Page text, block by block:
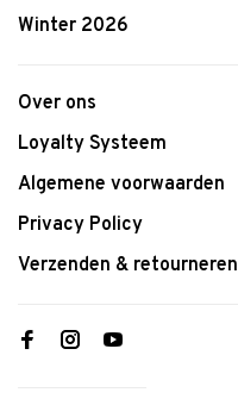
Winter 2026
Over ons
Loyalty Systeem
Algemene voorwaarden
Privacy Policy
Verzenden & retourneren